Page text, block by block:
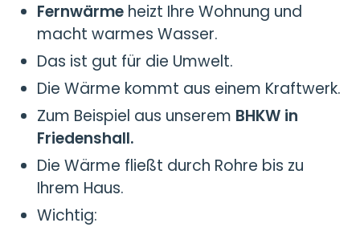
Fernwärme heizt Ihre Wohnung und
macht warmes Wasser.
Das ist gut für die Umwelt.
Die Wärme kommt aus einem Kraftwerk.
Zum Beispiel aus unserem BHKW in
Friedenshall.
Die Wärme fließt durch Rohre bis zu
Ihrem Haus.
Wichtig: